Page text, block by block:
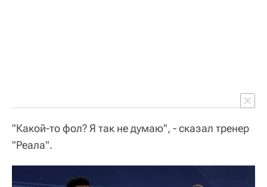
"Какой-то фол? Я так не думаю", - сказал тренер
"Реала".